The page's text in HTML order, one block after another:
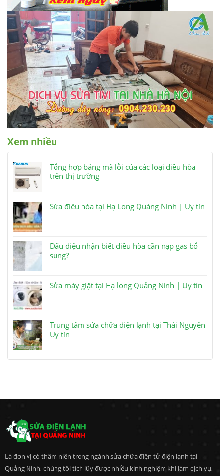
Xem nhiều
Tổng hợp bảng mã lỗi của các loại điều hòa
trên thị trường
Sửa điều hòa tại Hạ Long Quảng Ninh | Uy tín
Dấu diệu nhận biết điều hòa cần nạp gas bổ
sung?
Sửa máy giặt tại Hạ long Quảng Ninh | Uy tín
Trung tâm sửa chữa điện lạnh tại Thái Nguyên
Uy tín
Là đơn vị có thâm niên trong ngành sửa chữa điện tử điện lạnh tại
Quảng Ninh, chúng tôi tích lũy được nhiều kinh nghiệm khi làm dịch vụ,